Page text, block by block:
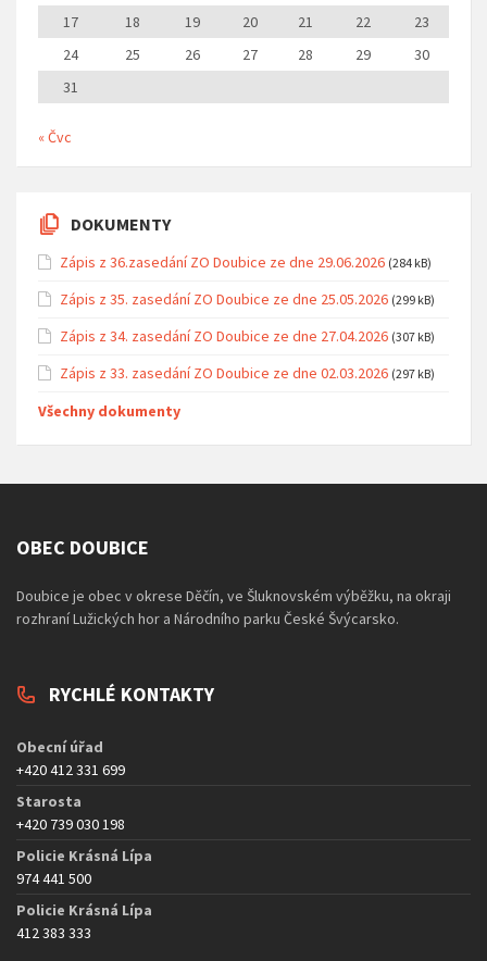
17
18 19 20 21 22
23
24
25 26 27 28 29
30
31
« Čvc
DOKUMENTY
Zápis z 36.zasedání ZO Doubice ze dne 29.06.2026 (284 kB)
Zápis z 35. zasedání ZO Doubice ze dne 25.05.2026 (299 kB)
Zápis z 34. zasedání ZO Doubice ze dne 27.04.2026 (307 kB)
Zápis z 33. zasedání ZO Doubice ze dne 02.03.2026 (297 kB)
Všechny dokumenty
OBEC DOUBICE
Doubice je obec v okrese Děčín, ve Šluknovském výběžku, na okraji
rozhraní Lužických hor a Národního parku České Švýcarsko.
RYCHLÉ KONTAKTY
Obecní úřad
+420 412 331 699
Starosta
+420 739 030 198
Policie Krásná Lípa
974 441 500
Policie Krásná Lípa
412 383 333